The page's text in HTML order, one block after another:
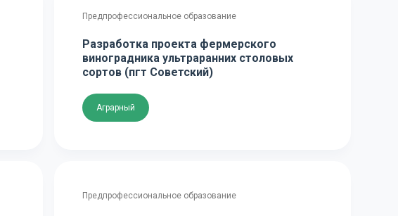
Предпрофессиональное образование
Разработка проекта фермерского
виноградника ультраранних столовых
сортов (пгт Советский)
Аграрный
Предпрофессиональное образование